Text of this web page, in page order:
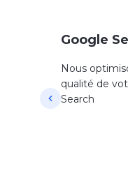
Google
Nous
qualité de
Search